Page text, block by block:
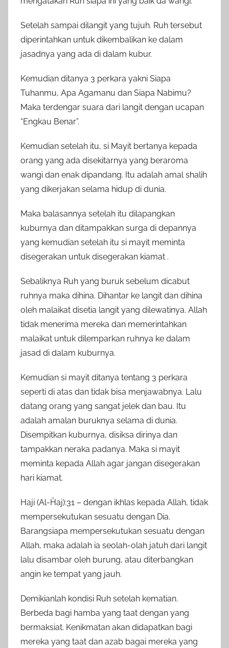
Setelah sampai dilangit yang tujuh. Ruh tersebut
diperintahkan untuk dikembalikan ke dalam
jasadnya yang ada di dalam kubur.
Kemudian ditanya 3 perkara yakni Siapa
Tuhanmu, Apa Agamanu dan Siapa Nabimu?
Maka terdengar suara dari langit dengan ucapan
“Engkau Benar”.
Kemudian setelah itu, si Mayit bertanya kepada
orang yang ada disekitarnya yang beraroma
wangi dan enak dipandang. Itu adalah amal shalih
yang dikerjakan selama hidup di dunia.
Maka balasannya setelah itu dilapangkan
kuburnya dan ditampakkan surga di depannya
yang kemudian setelah itu si mayit meminta
disegerakan untuk disegerakan kiamat .
Sebaliknya Ruh yang buruk sebelum dicabut
ruhnya maka dihina. Dihantar ke langit dan dihina
oleh malaikat disetia langit yang dilewatinya. Allah
tidak menerima mereka dan memerintahkan
malaikat untuk dilemparkan ruhnya ke dalam
jasad di dalam kuburnya.
Kemudian si mayit ditanya tentang 3 perkara
seperti di atas dan tidak bisa menjawabnya. Lalu
datang orang yang sangat jelek dan bau. Itu
adalah amalan buruknya selama di dunia.
Disempitkan kuburnya, disiksa dirinya dan
tampakkan neraka padanya. Maka si mayit
meminta kepada Allah agar jangan disegerakan
hari kiamat.
Haji (Al-Ĥaj):31 – dengan ikhlas kepada Allah, tidak
mempersekutukan sesuatu dengan Dia.
Barangsiapa mempersekutukan sesuatu dengan
Allah, maka adalah ia seolah-olah jatuh dari langit
lalu disambar oleh burung, atau diterbangkan
angin ke tempat yang jauh.
Demikianlah kondisi Ruh setelah kematian.
Berbeda bagi hamba yang taat dengan yang
bermaksiat. Kenikmatan akan didapatkan bagi
mereka yang taat dan azab bagai mereka yang